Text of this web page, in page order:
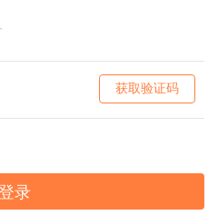
获取验证码
录